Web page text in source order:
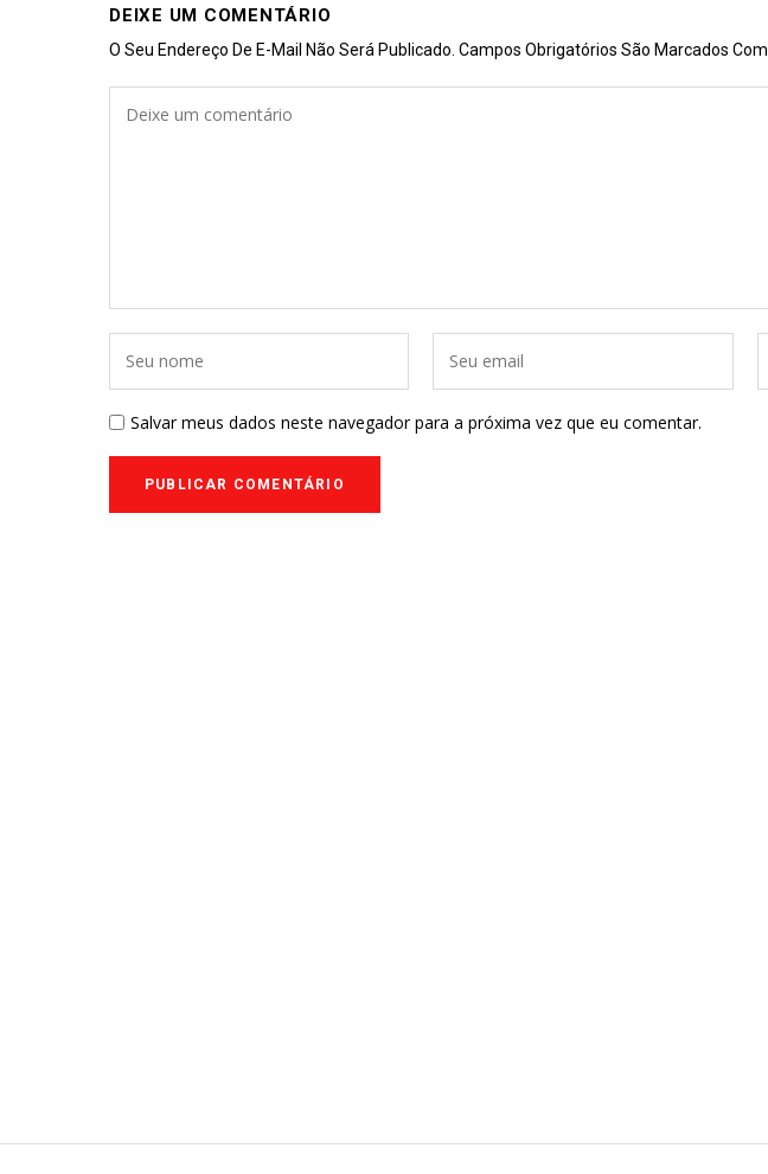
DEIXE UM COMENTÁRIO
O Seu Endereço De E-Mail Não Será Publicado. Campos Obrigatórios São Marcados Com
Salvar meus dados neste navegador para a próxima vez que eu comentar.